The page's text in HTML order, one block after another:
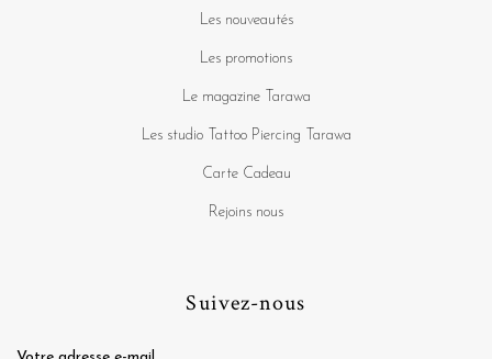
Les nouveautés
Les promotions
Le magazine Tarawa
Les studio Tattoo Piercing Tarawa
Carte Cadeau
Rejoins nous
Suivez-nous